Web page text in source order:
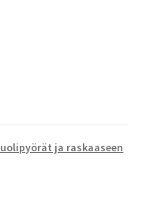
ja raskaaseen